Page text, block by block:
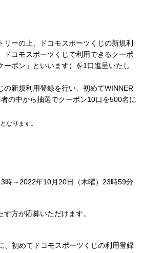
リーの上、ドコモスポーツくじの新規利
ドコモスポーツくじで利用できるクーポ
ーポン」といいます）を1口進呈いたし
の新規利用登録を行い、初めてWINNER
の中から抽選でクーポン10口を500名に
なります。
時～2022年10月20日（木曜）23時59分
方が応募いただけます。
、初めてドコモスポーツくじの利用登録